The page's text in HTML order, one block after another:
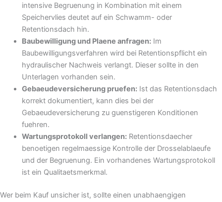
intensive Begruenung in Kombination mit einem
Speichervlies deutet auf ein Schwamm- oder
Retentionsdach hin.
Baubewilligung und Plaene anfragen:Im
Baubewilligungsverfahren wird bei Retentionspflicht ein
hydraulischer Nachweis verlangt. Dieser sollte in den
Unterlagen vorhanden sein.
Gebaeudeversicherung pruefen:Ist das Retentionsdach
korrekt dokumentiert, kann dies bei der
Gebaeudeversicherung zu guenstigeren Konditionen
fuehren.
Wartungsprotokoll verlangen:Retentionsdaecher
benoetigen regelmaessige Kontrolle der Drosselablaeufe
und der Begruenung. Ein vorhandenes Wartungsprotokoll
ist ein Qualitaetsmerkmal.
Wer beim Kauf unsicher ist, sollte einen unabhaengigen